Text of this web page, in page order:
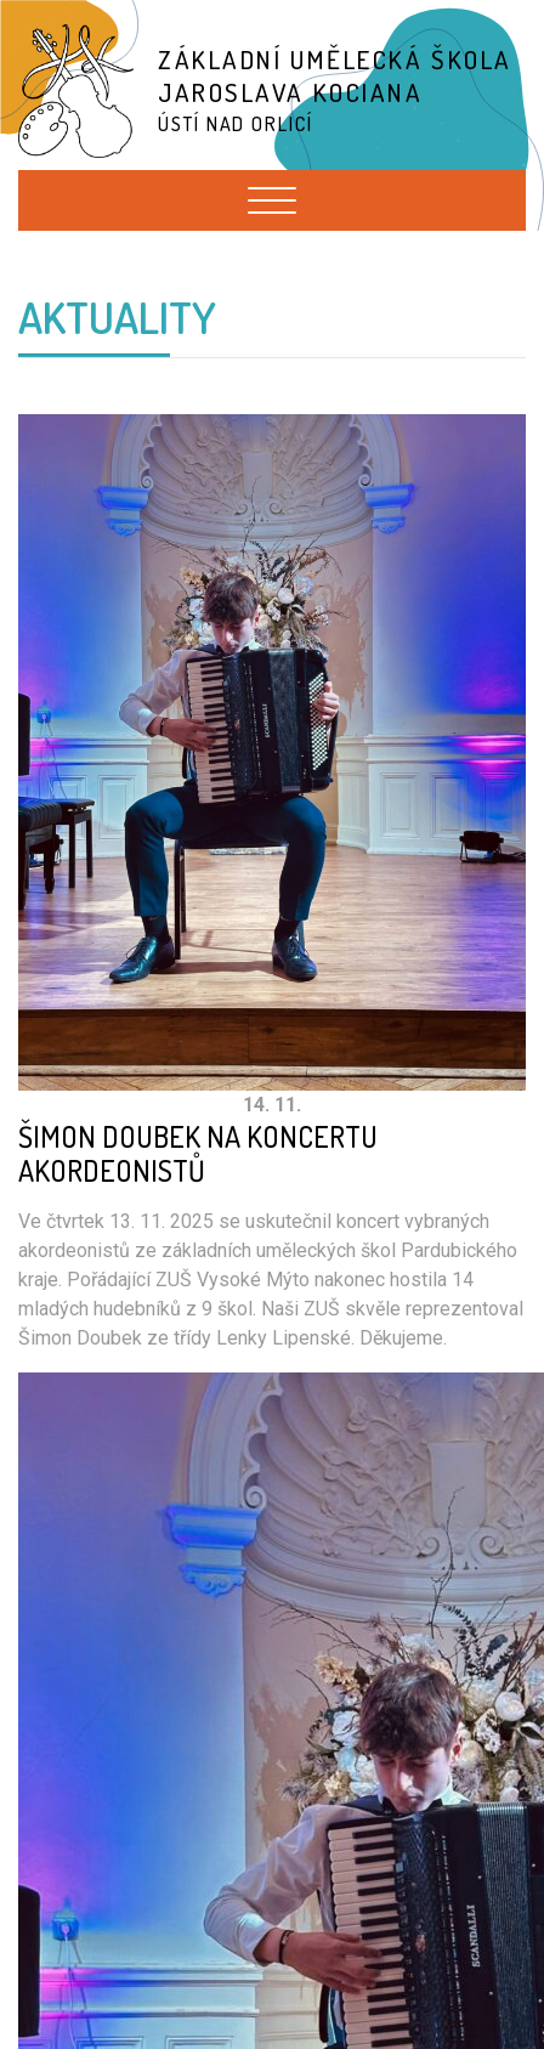
ZÁKLADNÍ UMĚLECKÁ ŠKOLA
JAROSLAVA KOCIANA
ÚSTÍ NAD ORLICÍ
AKTUALITY
14. 11.
ŠIMON DOUBEK NA KONCERTU
AKORDEONISTŮ
Ve čtvrtek 13. 11. 2025 se uskutečnil koncert vybraných
akordeonistů ze základních uměleckých škol Pardubického
kraje. Pořádající ZUŠ Vysoké Mýto nakonec hostila 14
mladých hudebníků z 9 škol. Naši ZUŠ skvěle reprezentoval
Šimon Doubek ze třídy Lenky Lipenské. Děkujeme.